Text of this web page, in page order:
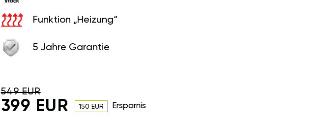
Funktion „Heizung“
5 Jahre Garantie
549 EUR
399 EUR 150 EUR Ersparnis